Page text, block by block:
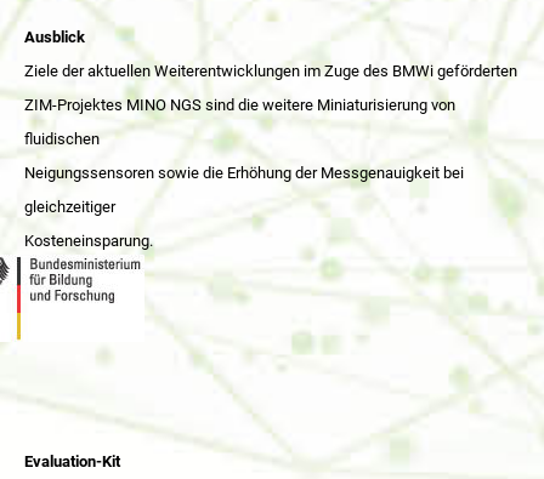
Ausblick
Ziele der aktuellen Weiterentwicklungen im Zuge des BMWi geförderten
ZIM-Projektes MINO NGS sind die weitere Miniaturisierung von
fluidischen
Neigungssensoren sowie die Erhöhung der Messgenauigkeit bei
gleichzeitiger
Kosteneinsparung.
Evaluation-Kit